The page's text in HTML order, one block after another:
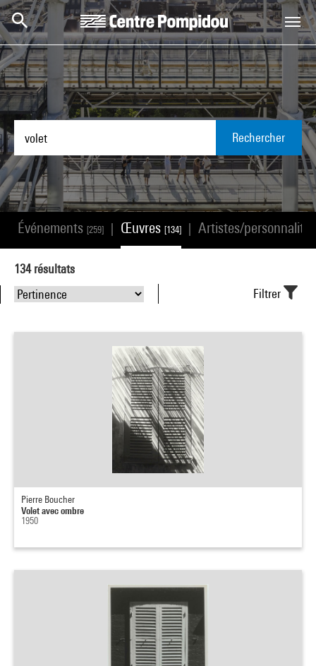
Aller au contenu principal
Centre Pompidou
Rechercher
Événements [259] Œuvres [134] Artistes/
134résultats
Filtrer
Pierre Boucher
Volet avec ombre
1950